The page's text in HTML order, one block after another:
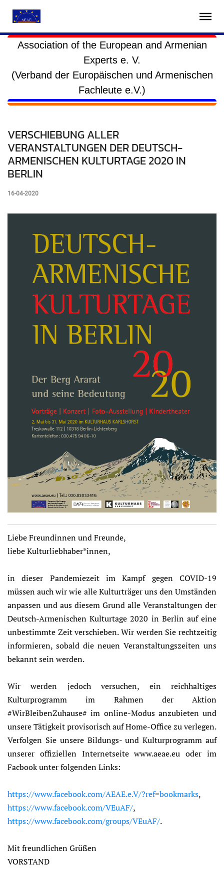
Association of the European and Armenian
Experts e. V.
(Verband der Europäischen und Armenischen
Fachleute e.V.)
VERSCHIEBUNG ALLER
VERANSTALTUNGEN DER DEUTSCH-
ARMENISCHEN KULTURTAGE 2020 IN
BERLIN
16-04-2020
Liebe Freundinnen und Freunde,
liebe Kulturliebhaber*innen,
in dieser Pandemiezeit im Kampf gegen COVID-19
müssen auch wir wie alle Kulturträger uns den Umständen
anpassen und aus diesem Grund alle Veranstaltungen der
Deutsch-Armenischen Kulturtage 2020 in Berlin auf eine
unbestimmte Zeit verschieben. Wir werden Sie rechtzeitig
informieren, sobald die neuen Veranstaltungszeiten uns
bekannt sein werden.
Wir werden jedoch versuchen, ein reichhaltiges
Kulturprogramm im Rahmen der Aktion
#WirBleibenZuhause# im online-Modus anzubieten und
unsere Tätigkeit provisorisch auf Home-Office zu verlegen.
Verfolgen Sie unsere Bildungs- und Kulturprogramm auf
unserer offiziellen Internetseite www.aeae.eu oder im
Facbook unter folgenden Links:
https://www.facebook.com/AEAE.e.V/?ref=bookmarks,
https://www.facebook.com/VEuAF/,
https://www.facebook.com/groups/VEuAF/.
Mit freundlichen Grüßen
VORSTAND